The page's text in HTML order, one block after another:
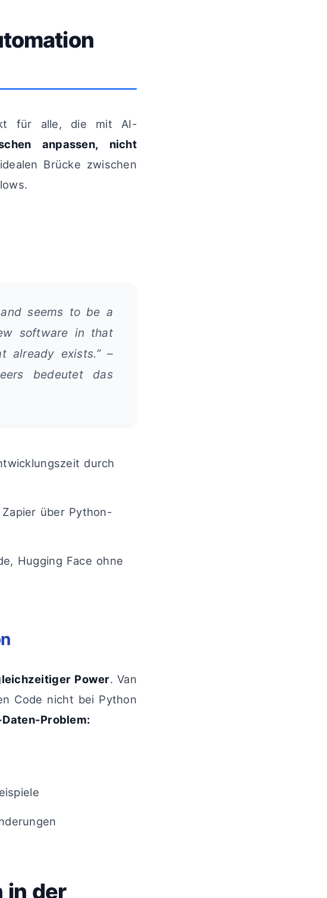
für alle, die mit AI-
anpassen, nicht
Brücke zwischen
seems to be a
software in that
already exists.” –
bedeutet das
durch
über Python-
Hugging Face ohne
Power. Van
Code nicht bei Python
Problem:
in der